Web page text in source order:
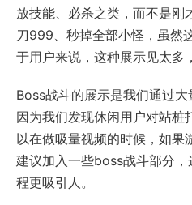
放技能、必杀之类，而不是刚
刀999、秒掉全部小怪，虽然
于用户来说，这种展示见太多
Boss战斗的展示是我们通过大
因为我们发现休闲用户对站
以在做吸量视频的时候，如果
建议加入一些boss战斗部分
程更吸引人。